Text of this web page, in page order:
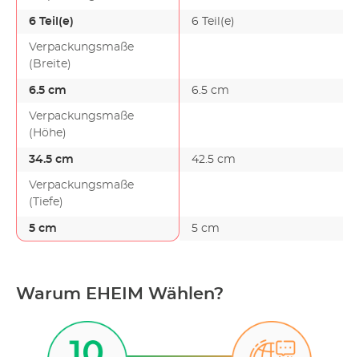
6 Teil(e) 6 Teil(e)
Verpackungsmaße
(Breite)
6.5 cm 6.5 cm
Verpackungsmaße
(Höhe)
34.5 cm 42.5 cm
Verpackungsmaße
(Tiefe)
5 cm 5 cm
Warum EHEIM Wählen?